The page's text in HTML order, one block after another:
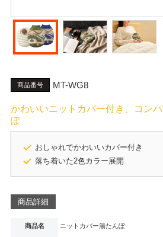
商品番号 MT-WG8
かわいいニットカバー付き、コン
ぽ
おしゃれでかわいいカバー付き
落ち着いた2色カラー展開
商品詳細
商品名 ニットカバー湯たんぽ